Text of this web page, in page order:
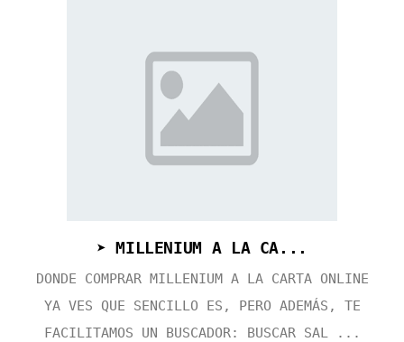
➤ MILLENIUM A LA CA...
DONDE COMPRAR MILLENIUM A LA CARTA ONLINE
YA VES QUE SENCILLO ES, PERO ADEMÁS, TE
FACILITAMOS UN BUSCADOR: BUSCAR SAL ...